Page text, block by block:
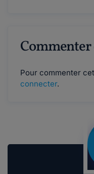
Pour commenter
connecter.